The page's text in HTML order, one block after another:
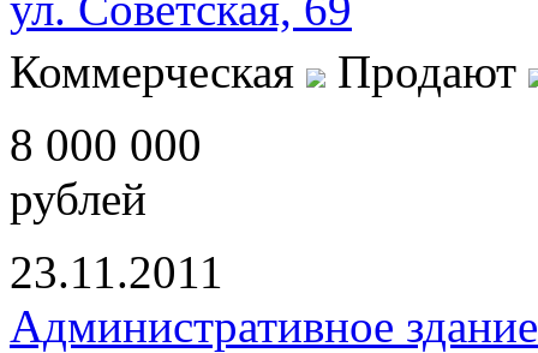
Коммерческая
Продают
8 000 000
рублей
23.11.2011
Административное